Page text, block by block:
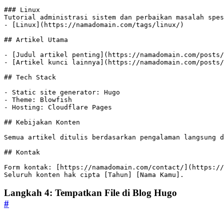
-
[ Linux ]( https://namadomain.com/tags/linux/
-
[Judul artikel penting ]( https://namadomain.com/
-
[Artikel kunci lainnya ]( https://namadomain.com/
-
-
-
Form kontak: [ https://namadomain.com/contact/ ]( https://
Seluruh konten hak cipta [Tahun] [Nama Kamu].
Langkah 4: Tempatkan File di Blog Hugo
#